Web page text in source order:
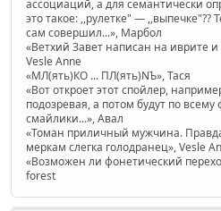
ассоциаций, а для семантически
это такое: ,,рулетке" — ,,выпечке"??
сам совершил...», Марбол
«Ветхий Завет написан на иврите
Vesle Anne
«МЛ(ять)КО ... ПЛ(ять)NЪ», Тася
«Вот откроет этот спойлер,
подозревая, а потом будут по
смайлики...», Авал
«Томан приличный мужчина.
меркам слегка голодранец», Vesle
«Возможен ли фонетический
forest